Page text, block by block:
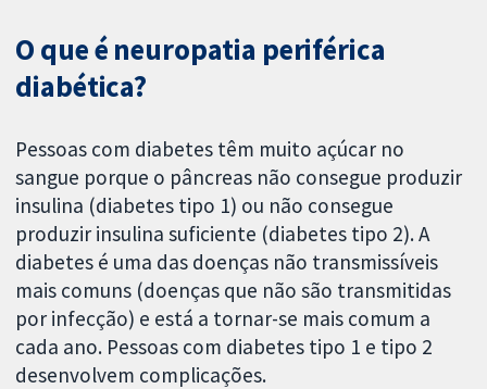
O que é neuropatia periférica
diabética?
Pessoas com diabetes têm muito açúcar no
sangue porque o pâncreas não consegue produzir
insulina (diabetes tipo 1) ou não consegue
produzir insulina suficiente (diabetes tipo 2). A
diabetes é uma das doenças não transmissíveis
mais comuns (doenças que não são transmitidas
por infecção) e está a tornar-se mais comum a
cada ano. Pessoas com diabetes tipo 1 e tipo 2
desenvolvem complicações.